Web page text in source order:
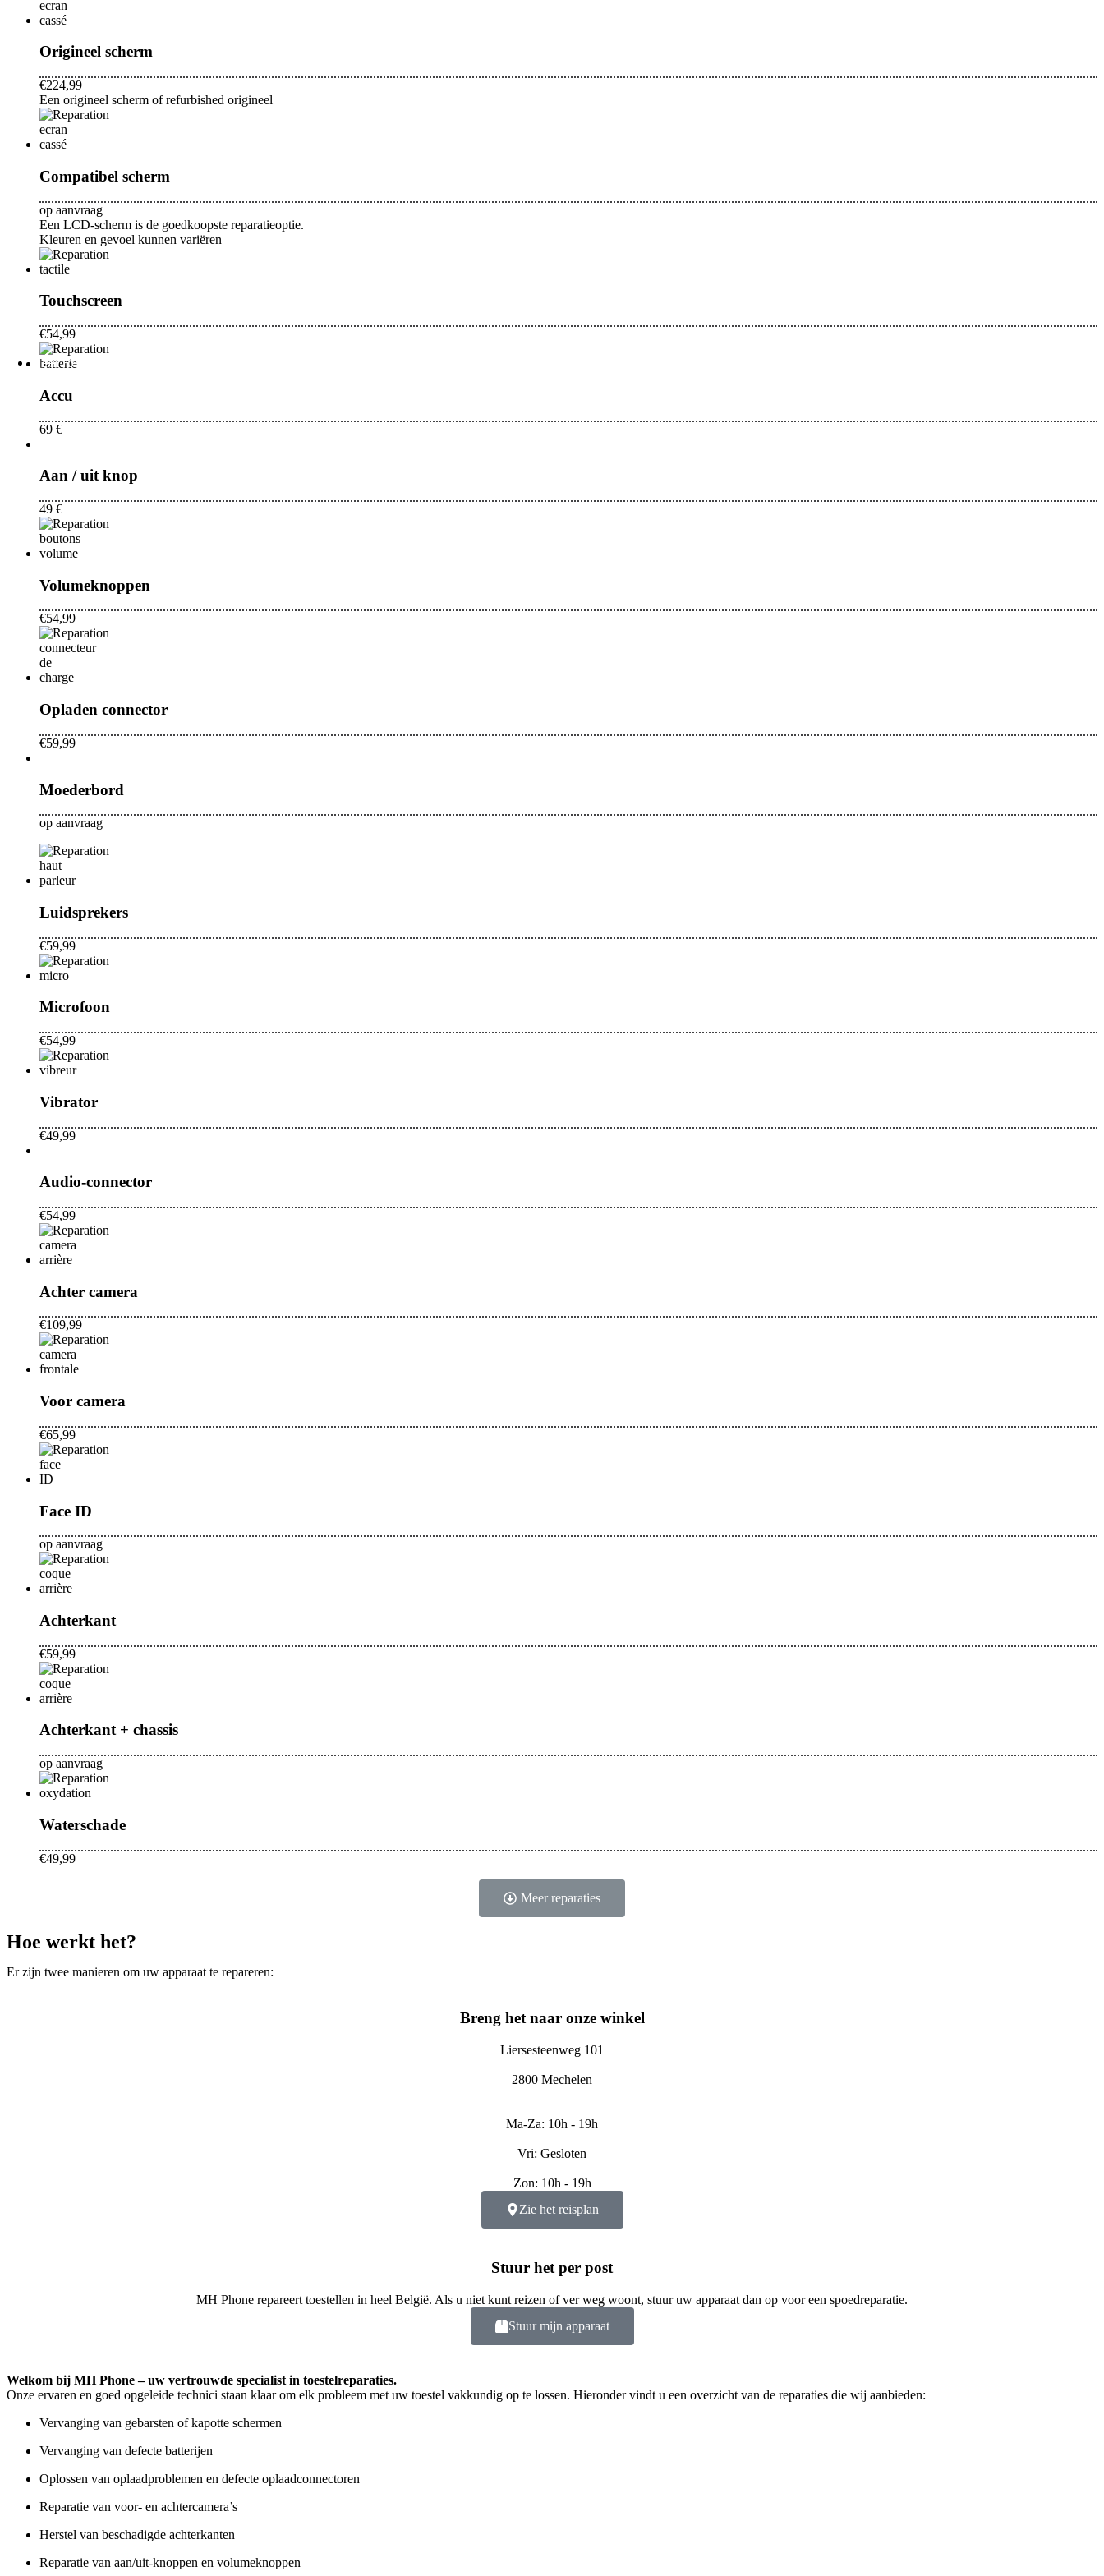
Populaire Reparaties
Samsung Galaxy backcover Vervangingsprijs
Samsung Galaxy batterij vervangingsprijs
Samsung Galaxy oplaadconnector vervangingsprijs
Samsung reparatieprijs na vochtprobleem
Samsung Galaxy-scherm Vervangingsprijs
Meer Reparaties
Origineel scherm
€224,99
Een origineel scherm of refurbished origineel
Compatibel scherm
op aanvraag
Een LCD-scherm is de goedkoopste reparatieoptie.
Kleuren en gevoel kunnen variëren
Touchscreen
€54,99
Accu
69 €
Aan / uit knop
49 €
Volumeknoppen
€54,99
Opladen connector
€59,99
Moederbord
op aanvraag
Luidsprekers
€59,99
Microfoon
€54,99
Vibrator
€49,99
Audio-connector
€54,99
Achter camera
€109,99
Voor camera
€65,99
Face ID
op aanvraag
Achterkant
€59,99
Achterkant + chassis
op aanvraag
Waterschade
€49,99
Meer reparaties
Hoe werkt het?
Er zijn twee manieren om uw apparaat te repareren:
Breng het naar onze winkel
Liersesteenweg 101
2800 Mechelen
Ma-Za: 10h - 19h
Vri: Gesloten
Zon: 10h - 19h
Zie het reisplan
Stuur het per post
MH Phone repareert toestellen in heel België. Als u niet kunt reizen of ver weg woont, stuur uw apparaat dan op voor een spoedreparatie.
Stuur mijn apparaat
Welkom bij MH Phone – uw vertrouwde specialist in toestelreparaties.
Onze ervaren en goed opgeleide technici staan klaar om elk probleem met uw toestel vakkundig op te lossen. Hieronder vindt u een overzicht van de reparaties die wij aanbieden:
Vervanging van gebarsten of kapotte schermen
Vervanging van defecte batterijen
Oplossen van oplaadproblemen en defecte oplaadconnectoren
Reparatie van voor- en achtercamera’s
Herstel van beschadigde achterkanten
Reparatie van aan/uit-knoppen en volumeknoppen